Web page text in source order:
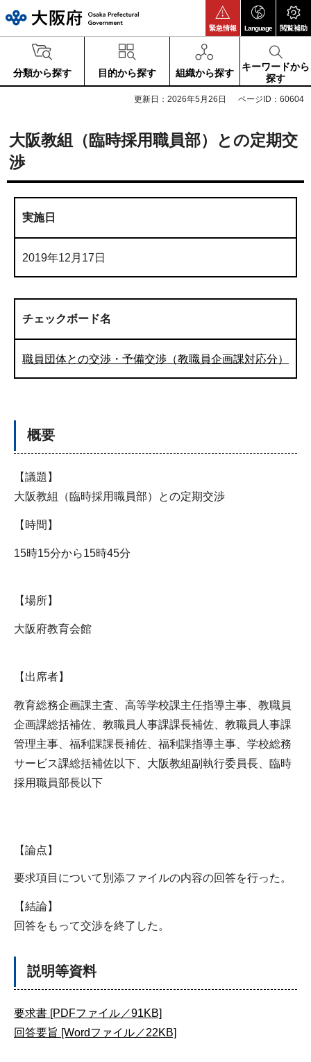
緊急情報 Language 閲覧補助
分類から探す 目的から探す 組織から探す
キーワードから
探す
更新日：2026年5月26日 ページID：60604
大阪教組（臨時採用職員部）との定期交
渉
実施日
2019年12月17日
チェックボード名
職員団体との交渉・予備交渉（教職員企画課対応分）
概要
【議題】
大阪教組（臨時採用職員部）との定期交渉
【時間】
15時15分から15時45分
【場所】
大阪府教育会館
【出席者】
教育総務企画課主査、高等学校課主任指導主事、教職員
企画課総括補佐、教職員人事課課長補佐、教職員人事課
管理主事、福利課課長補佐、福利課指導主事、学校総務
サービス課総括補佐以下、大阪教組副執行委員長、臨時
採用職員部長以下
【論点】
要求項目について別添ファイルの内容の回答を行った。
【結論】
回答をもって交渉を終了した。
説明等資料
要求書 [PDFファイル／91KB]
回答要旨 [Wordファイル／22KB]